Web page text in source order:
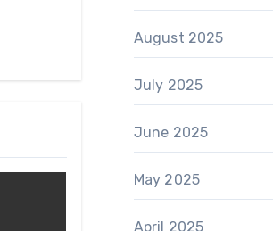
August 2025
July 2025
June 2025
May 2025
April 2025